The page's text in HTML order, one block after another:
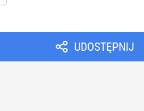
UDOSTĘPNIJ